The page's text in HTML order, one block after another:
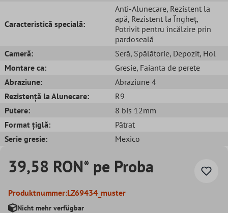
Caracteristică specială:
Anti-Alunecare, Rezistent la
apă, Rezistent la Îngheț,
Potrivit pentru încălzire prin
pardoseală
Cameră:
Seră, Spălătorie, Depozit, Hol
Montare ca:
Gresie, Faianta de perete
Abraziune:
Abraziune 4
Rezistență la Alunecare:
R9
Putere:
8 bis 12mm
Format țiglă:
Pătrat
Serie gresie:
Mexico
39,58 RON* pe Proba
Produktnummer:LZ69434_muster
Nicht mehr verfügbar